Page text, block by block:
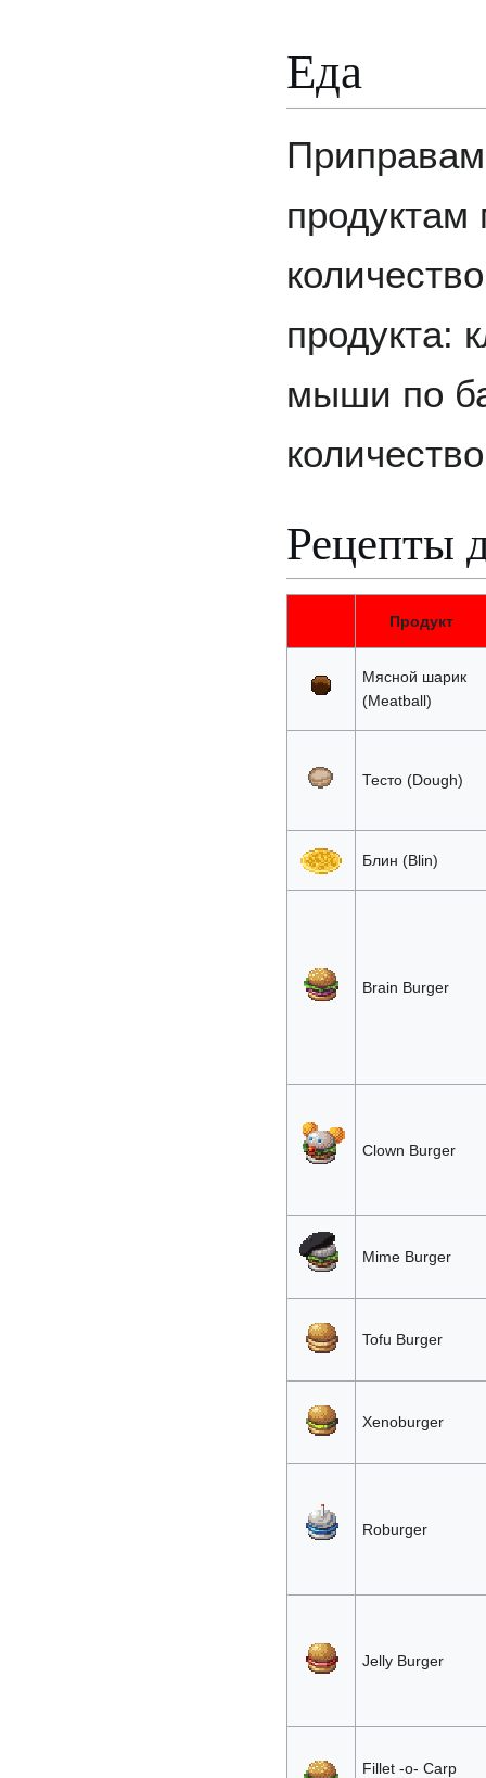
Еда
продуктам
продукта:
мыши по
Рецепты
Продукт
Мясной шарик
(Meatball)
Тесто (Dough)
Блин (Blin)
Brain Burger
Clown Burger
Mime Burger
Tofu Burger
Xenoburger
Roburger
Jelly Burger
Fillet -o- Carp